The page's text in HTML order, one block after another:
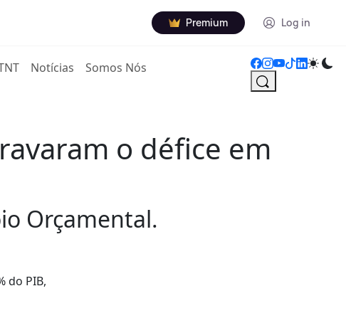
Premium Log in
Notícias Somos Nós
o défice em
Orçamental.
do PIB,